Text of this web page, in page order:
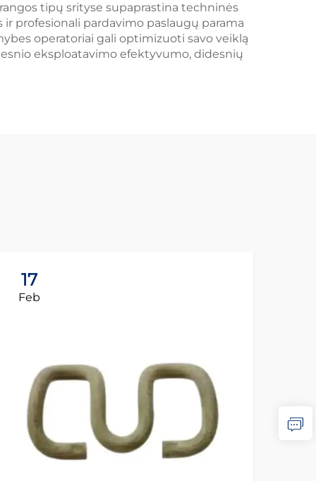
tipų srityse supaprastina techninės
profesionali pardavimo paslaugų parama
operatoriai gali optimizuoti savo veiklą
eksploatavimo efektyvumo, didesnių
17
Feb